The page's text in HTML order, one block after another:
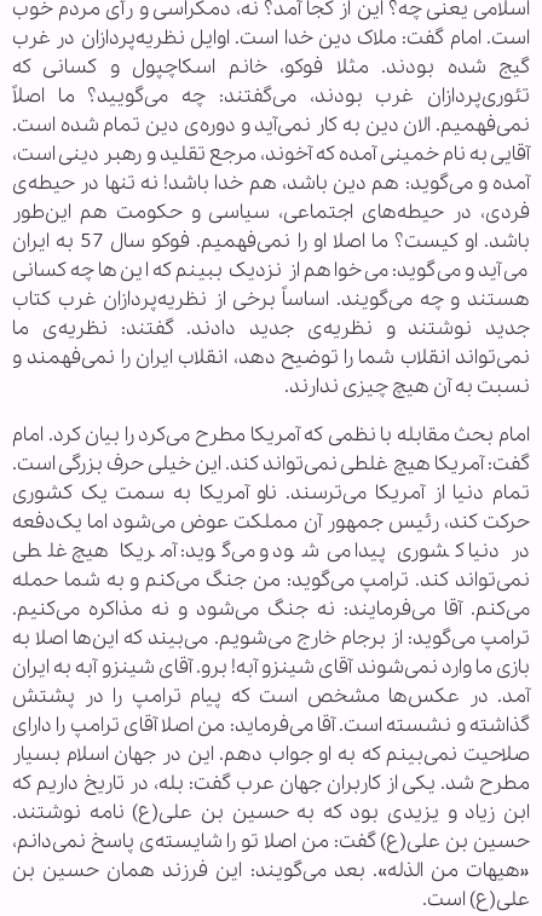
اسلامی یعنی چه؟ این از کجا آمد؟ نه، دمکراسی و رأی مردم خوب
است. امام گفت: ملاک دین خدا است. اوایل نظریه‌پردازان در غرب
گیج شده بودند. مثلا فوکو، خانم اسکاچپول و کسانی که
تئوری‌پردازان غرب بودند، می‌گفتند: چه می‌گویید؟ ما اصلاً
نمی‌فهمیم. الان دین به کار نمی‌آید و دوره‌ی دین تمام شده است.
آقایی به نام خمینی آمده که آخوند، مرجع تقلید و رهبر دینی است،
آمده و می‌گوید: هم دین باشد، هم خدا باشد! نه تنها در حیطه‌ی
فردی، در حیطه‌های اجتماعی، سیاسی و حکومت هم این‌طور
باشد. او کیست؟ ما اصلا او را نمی‌فهمیم. فوکو سال 57 به ایران
می‌آید و می‌گوید: می‌خواهم از نزدیک ببینم که این‌ها چه کسانی
هستند و چه می‌گویند. اساساً برخی از نظریه‌پردازان غرب کتاب
جدید نوشتند و نظریه‌ی جدید دادند. گفتند: نظریه‌ی ما
نمی‌تواند انقلاب شما را توضیح دهد، انقلاب ایران را نمی‌فهمند و
نسبت به آن هیچ چیزی ندارند.
امام بحث مقابله با نظمی که آمریکا مطرح می‌کرد را بیان کرد. امام
گفت: آمریکا هیچ غلطی نمی‌تواند کند. این خیلی حرف بزرگی است.
تمام دنیا از آمریکا می‌ترسند. ناو آمریکا به سمت یک کشوری
حرکت کند، رئیس جمهور آن مملکت عوض می‌شود اما یک‌دفعه
در دنیا کشوری پیدا می‌شود و می‌گوید: آمریکا هیچ غلطی
نمی‌تواند کند. ترامپ می‌گوید: من جنگ می‌کنم و به شما حمله
می‌کنم. آقا می‌فرمایند: نه جنگ می‌شود و نه مذاکره می‌کنیم.
ترامپ می‌گوید: از برجام خارج می‌شویم. می‌بیند که این‌ها اصلا به
بازی ما وارد نمی‌شوند آقای شینزو آبه! برو. آقای شینزو آبه به ایران
آمد. در عکس‌ها مشخص است که پیام ترامپ را در پشتش
گذاشته و نشسته است. آقا می‌فرماید: من اصلا آقای ترامپ را دارای
صلاحیت نمی‌‌بینم که به او جواب دهم. این در جهان اسلام بسیار
مطرح شد. یکی از کاربران جهان عرب گفت: بله، در تاریخ داریم که
ابن زیاد و یزیدی بود که به حسین بن علی(ع) نامه نوشتند.
حسین بن علی(ع) گفت: من اصلا تو را شایسته‌ی پاسخ نمی‌دانم،
«هیهات من الذله». بعد می‌گویند: این فرزند همان حسین بن
علی(ع) است.